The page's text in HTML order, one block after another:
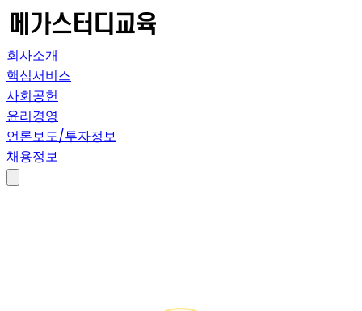
회사소개
핵심서비스
사회공헌
윤리경영
언론보도/투자정보
채용정보